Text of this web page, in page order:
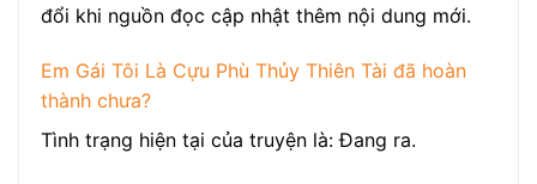
đổi khi nguồn đọc cập nhật thêm nội dung mới.
Em Gái Tôi Là Cựu Phù Thủy Thiên Tài đã hoàn
thành chưa?
Tình trạng hiện tại của truyện là: Đang ra.